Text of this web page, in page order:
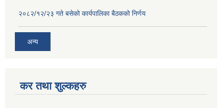
२०८२/१२/२३ गते बसेको कार्यपालिका बैठकको निर्णय
अन्य
कर तथा शुल्कहरु